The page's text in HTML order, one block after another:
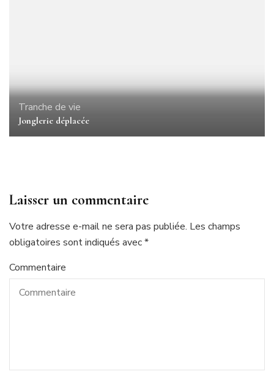
Tranche de vie
Jonglerie déplacée
Laisser un commentaire
Votre adresse e-mail ne sera pas publiée. Les champs
obligatoires sont indiqués avec*
Commentaire